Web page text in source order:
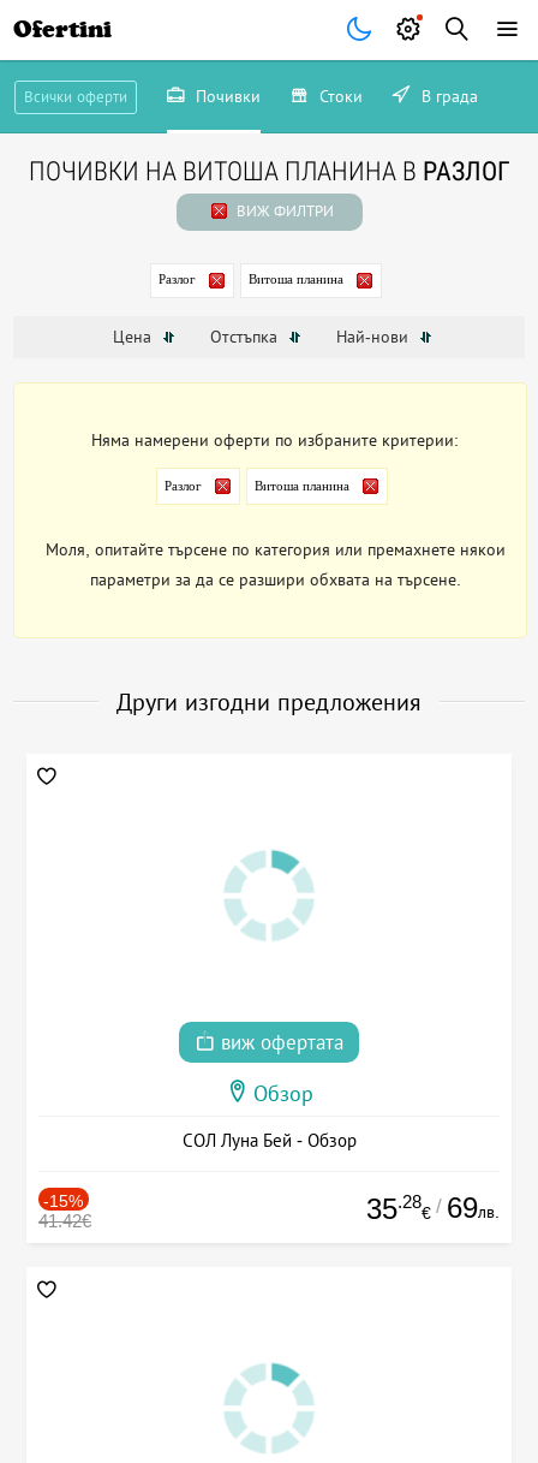
Ofertini
Всички оферти Почивки Стоки В града
ПОЧИВКИ НА ВИТОША ПЛАНИНА В РАЗЛОГ
ВИЖ ФИЛТРИ
Разлог Витоша планина
Цена Отстъпка Най-нови
Няма намерени оферти по избраните критерии:
Разлог Витоша планина
Моля, опитайте търсене по категория или премахнете някои
параметри за да се разшири обхвата на търсене.
Други изгодни предложения
виж офертата
Обзор
СОЛ Луна Бей - Обзор
-15%
41.42€ 35.28
€ / 69лв.